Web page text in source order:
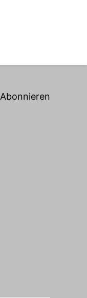
Abonnieren